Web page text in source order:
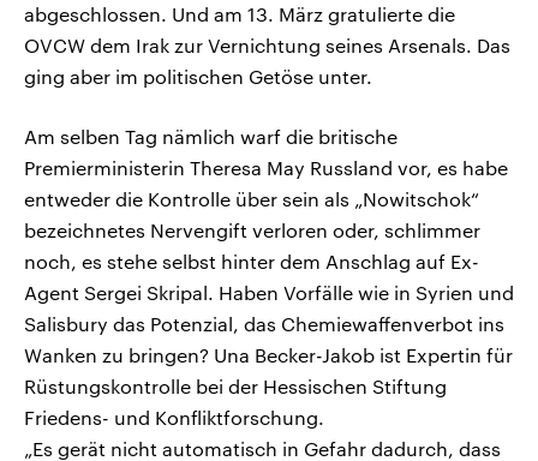
abgeschlossen. Und am 13. März gratulierte die
OVCW dem Irak zur Vernichtung seines Arsenals. Das
ging aber im politischen Getöse unter.
Am selben Tag nämlich warf die britische
Premierministerin Theresa May Russland vor, es habe
entweder die Kontrolle über sein als „Nowitschok“
bezeichnetes Nervengift verloren oder, schlimmer
noch, es stehe selbst hinter dem Anschlag auf Ex-
Agent Sergei Skripal. Haben Vorfälle wie in Syrien und
Salisbury das Potenzial, das Chemiewaffenverbot ins
Wanken zu bringen? Una Becker-Jakob ist Expertin für
Rüstungskontrolle bei der Hessischen Stiftung
Friedens- und Konfliktforschung.
„Es gerät nicht automatisch in Gefahr dadurch, dass